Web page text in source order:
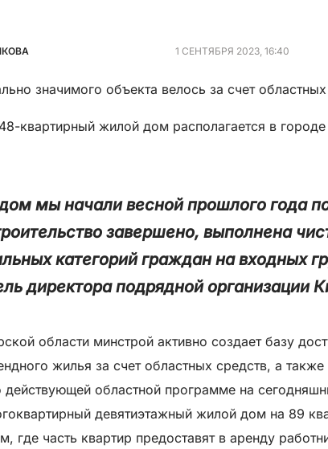
1 СЕНТЯБРЯ 2023, 16:40
значимого объекта велось за счет
квартирный жилой дом располагается в
мы начали весной прошлого года
завершено, выполнена
категорий граждан на входных
директора подрядной организации
области минстрой активно создает базу
жилья за счет областных средств, а
областной программе на
девятиэтажный жилой дом на 89
где часть квартир предоставят в аренду